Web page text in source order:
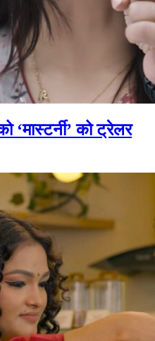
‘मास्टर्नी’ को ट्रेलर